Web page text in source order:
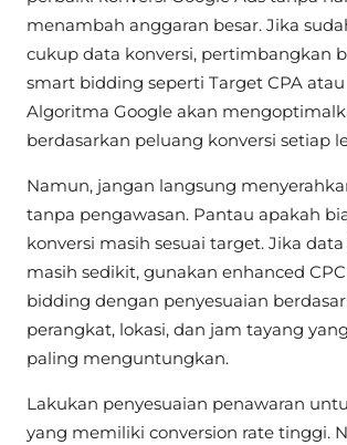
menambah anggaran besar. Jika
cukup data konversi, pertimbangkan
smart bidding seperti Target CPA atau
Algoritma Google akan
berdasarkan peluang konversi setiap
Namun, jangan langsung
tanpa pengawasan. Pantau apakah
konversi masih sesuai target. Jika
masih sedikit, gunakan enhanced
bidding dengan penyesuaian
perangkat, lokasi, dan jam tayang
paling menguntungkan.
Lakukan penyesuaian penawaran
yang memiliki conversion rate tinggi.